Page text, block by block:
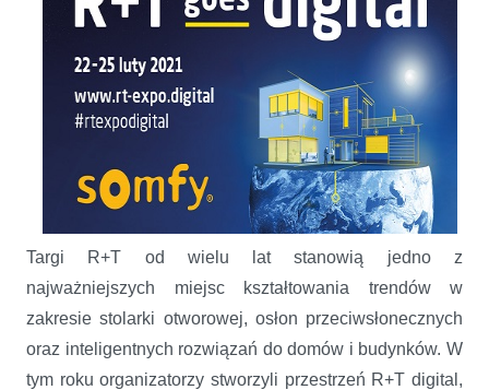
Targi R+T od wielu lat stanowią jedno z
najważniejszych miejsc kształtowania trendów w
zakresie stolarki otworowej, osłon przeciwsłonecznych
oraz inteligentnych rozwiązań do domów i budynków. W
tym roku organizatorzy stworzyli przestrzeń R+T digital,